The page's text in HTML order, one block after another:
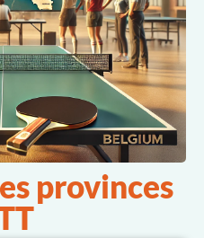
provinces